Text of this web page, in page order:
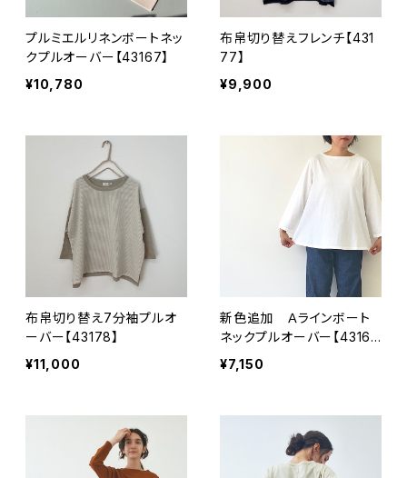
プルミエルリネンボートネッ
クプルオーバー【43167】
¥10,780
布帛切り替えフレンチ【431
77】
¥9,900
布帛切り替え7分袖プルオ
ーバー【43178】
¥11,000
新色追加 Ａラインボート
ネックプルオーバー【4316
1】
¥7,150